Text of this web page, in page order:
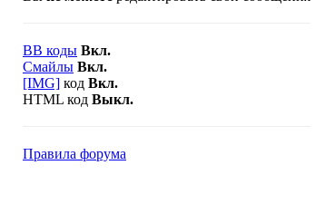
BB коды Вкл.
Смайлы Вкл.
[IMG] код Вкл.
HTML код Выкл.
Правила форума